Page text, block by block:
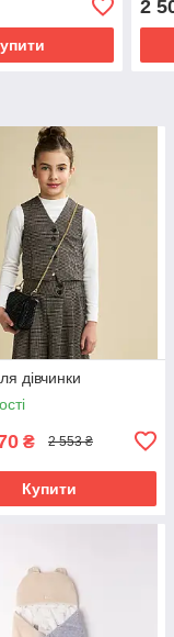
2
дівчинки
₴ 2 553 ₴
Купити